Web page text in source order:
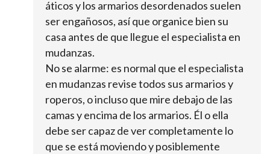
áticos y los armarios desordenados suelen
ser engañosos, así que organice bien su
casa antes de que llegue el especialista en
mudanzas.
No se alarme: es normal que el especialista
en mudanzas revise todos sus armarios y
roperos, o incluso que mire debajo de las
camas y encima de los armarios. Él o ella
debe ser capaz de ver completamente lo
que se está moviendo y posiblemente